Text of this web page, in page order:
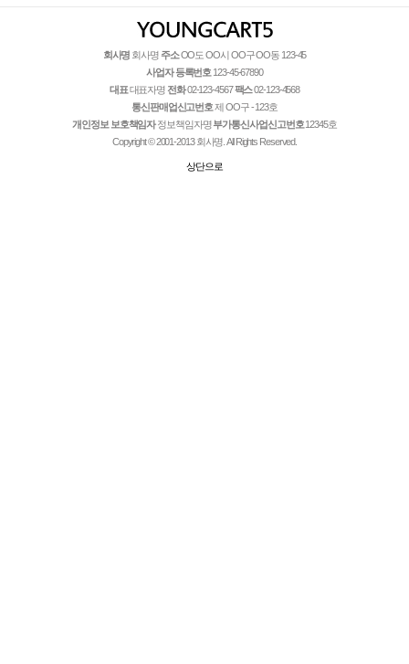
회사명 회사명 주소OO도 OO시 OO구 OO동 123-45
사업자 등록번호 123-45-67890
대표대표자명 전화02-123-4567팩스02-123-4568
통신판매업신고번호제 OO구 - 123호
개인정보 보호책임자정보책임자명부가통신사업신고번호12345호
Copyright © 2001-2013 회사명. All Rights Reserved.
상단으로